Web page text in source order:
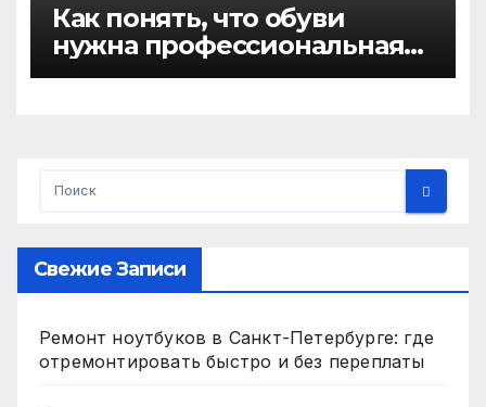
Как понять, что обуви
нужна профессиональная
химчистка, а не домашняя
Свежие Записи
Ремонт ноутбуков в Санкт-Петербурге: где
отремонтировать быстро и без переплаты